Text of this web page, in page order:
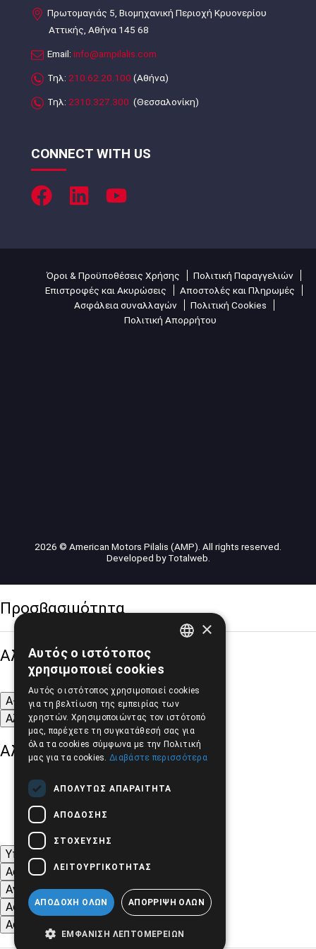
Πρωτομαγιάς 5, Βιομηχανική Περιοχή Κρυονερίου
Αττικής, Αθήνα 145 68
Email: info@ampilalis.com
Τηλ: 210.62.20.100 (Αθήνα)
Τηλ: 2310.327.300 (Θεσσαλονίκη)
CONNECT WITH US
Όροι & Προϋποθέσεις Χρήσης
Πολιτική Παραγγελιών
Επιστροφές και Ακυρώσεις
Αποστολές και Πληρωμές
Ασφάλεια συναλλαγών
Πολιτική Cookies
Πολιτική Απορρήτου
2026 © American Motors Pilalis (AMP). All rights reserved.
Developed byTotalweb.
Προσβασιμότητα
Αλλαγή Μεγέθους
A- A+
A
Αλλαγή Γραμματοσειράς
Αλλαγή Χρώματος
Υπογράμμιση συνδέσμων
Ασπρόμαυρες Εικόνες
Αντίθεση Χρωμάτων και Εικόνων
Αφαίρεση κινούμενων εικόνων
Αφαίρεση Στυλ
×
Αυτός ο ιστότοπος
χρησιμοποιεί cookies
Αυτός ο ιστότοπος χρησιμοποιεί cookies
για τη βελτίωση της εμπειρίας των
χρηστών. Χρησιμοποιώντας τον ιστότοπό
μας, παρέχετε τη συγκατάθεσή σας για
όλα τα cookies σύμφωνα με την Πολιτική
μας για τα cookies. Διαβάστε περισσότερα
ΑΠΟΛΎΤΩΣ ΑΠΑΡΑΊΤΗΤΑ
ΑΠΌΔΟΣΗΣ
ΣΤΌΧΕΥΣΗΣ
ΛΕΙΤΟΥΡΓΙΚΌΤΗΤΑΣ
ΑΠΟΔΟΧΉ ΌΛΩΝ ΑΠΌΡΡΙΨΗ ΌΛΩΝ
ΕΜΦΆΝΙΣΗ ΛΕΠΤΟΜΕΡΕΙΏΝ